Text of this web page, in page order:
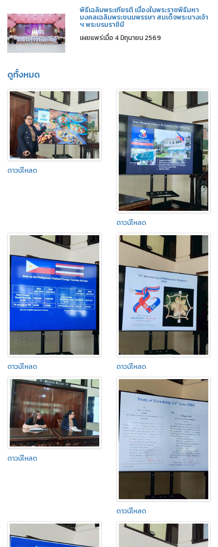
พิธีเฉลิมพระเกียรติ เนื่องในพระราชพิธีมหา
มงคลเฉลิมพระชนมพรรษา สมเด็จพระนางเจ้า
ฯ พระบรมราชินี
เผยแพร่เมื่อ 4 มิถุนายน 2569
ดูทั้งหมด
ดาวน์โหลด
ดาวน์โหลด
ดาวน์โหลด ดาวน์โหลด
ดาวน์โหลด
ดาวน์โหลด